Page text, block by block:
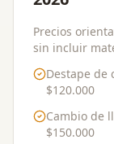
Precios
sin incluir
Destape de
$120.000
Cambio de
$150.000